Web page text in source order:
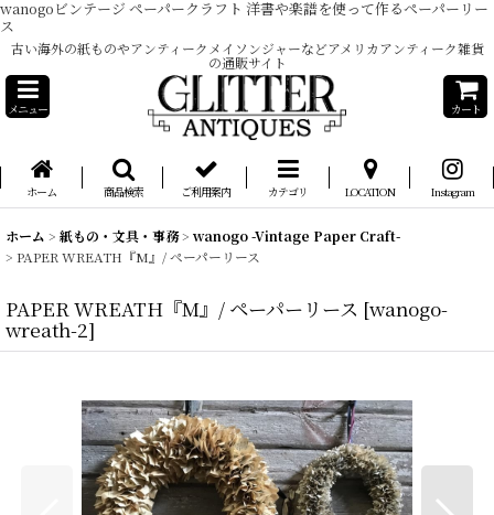
wanogoビンテージ ペーパークラフト 洋書や楽譜を使って作るペーパーリー
ス
古い海外の紙ものやアンティークメイソンジャーなどアメリカアンティーク雑貨
の通販サイト
メニュー カート
ホーム 商品検索 ご利用案内 カテゴリ LOCATION Instagram
ホーム > 紙もの・文具・事務> wanogo -Vintage Paper Craft-
> PAPER WREATH『M』/ ペーパーリース
PAPER WREATH『M』/ ペーパーリース [wanogo-
wreath-2]